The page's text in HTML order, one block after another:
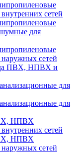
сетей
для
сетей
ПВХ, НПВХ и
для
для
НПВХ
сетей
НПВХ
сетей